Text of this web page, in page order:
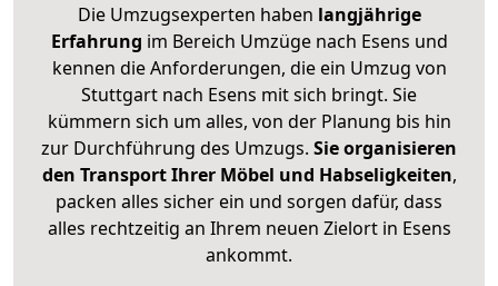
Die Umzugsexperten haben langjährige
Erfahrung im Bereich Umzüge nach Esens und
kennen die Anforderungen, die ein Umzug von
Stuttgart nach Esens mit sich bringt. Sie
kümmern sich um alles, von der Planung bis hin
zur Durchführung des Umzugs. Sie organisieren
den Transport Ihrer Möbel und Habseligkeiten,
packen alles sicher ein und sorgen dafür, dass
alles rechtzeitig an Ihrem neuen Zielort in Esens
ankommt.